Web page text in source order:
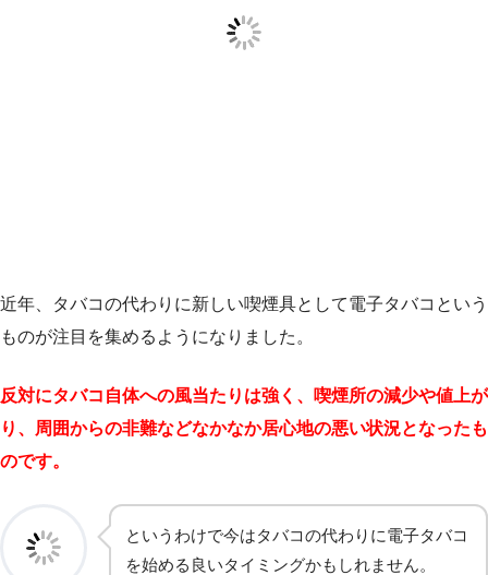
近年、タバコの代わりに新しい喫煙具として電子タバコという
ものが注目を集めるようになりました。
反対にタバコ自体への風当たりは強く、喫煙所の減少や値上が
り、周囲からの非難などなかなか居心地の悪い状況となったも
のです。
というわけで今はタバコの代わりに電子タバコ
を始める良いタイミングかもしれません。